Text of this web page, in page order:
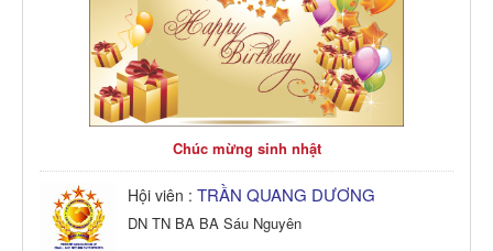
Chúc mừng sinh nhật
Hội viên : TRẦN QUANG DƯƠNG
DN TN BA BA Sáu Nguyên